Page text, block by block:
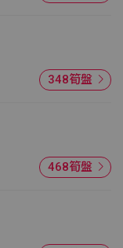
348筍盤
468筍盤